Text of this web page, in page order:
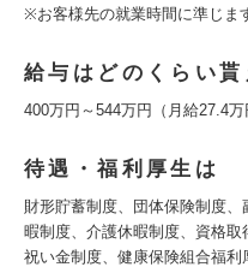
※お客様先の就業時間に準じま
給与はどのくらい貰
400万円～544万円（月給27.4万
待遇・福利厚生は
財形貯蓄制度、団体保険制度
暇制度、介護休暇制度、資格
祝い金制度、健康保険組合福